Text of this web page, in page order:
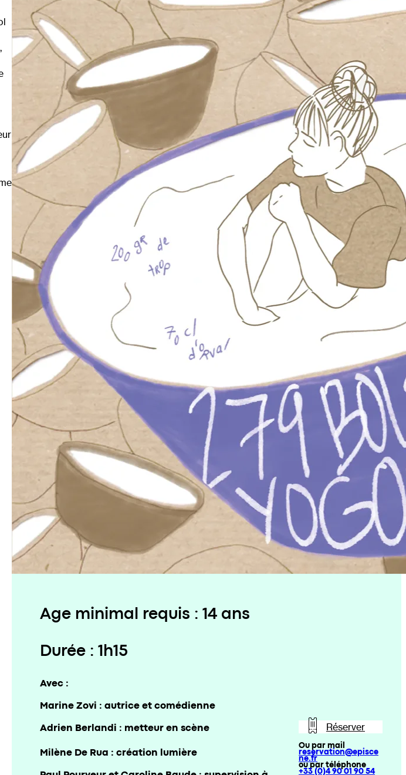
Age minimal requis : 14 ans
Durée : 1h15
Avec :
Marine Zovi : autrice et comédienne
Adrien Berlandi : metteur en scène
Milène De Rua : création lumière
Réserver
Ou par mail
reservation@episce
ne.fr
ou par téléphone
+33 (0)4 90 01 90 54